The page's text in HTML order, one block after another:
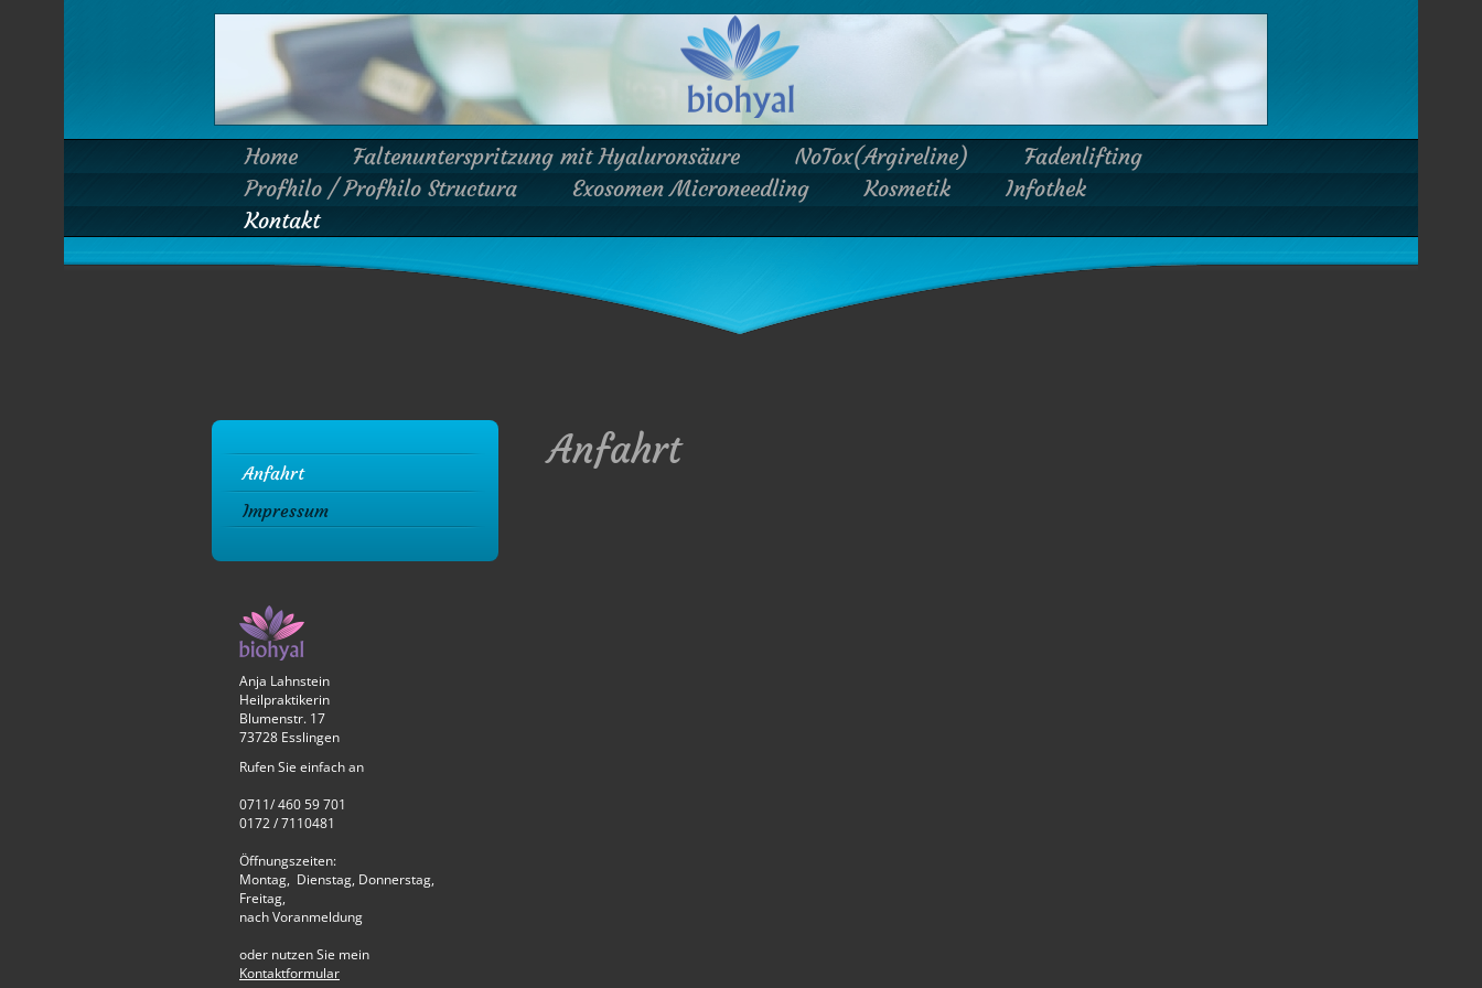
Home Faltenunterspritzung mit Hyaluronsäure NoTox(Argireline)
Fadenlifting
Profhilo / Profhilo Structura
Exosomen Microneedling Kosmetik
Infothek
Kontakt
Anfahrt
Impressum
Anja Lahnstein
Heilpraktikerin
Blumenstr. 17
73728 Esslingen
Rufen Sie einfach an
0711/ 460 59 701
0172 / 7110481
Öffnungszeiten:
Montag, Dienstag, Donnerstag,
Freitag,
nach Voranmeldung
oder nutzen Sie mein
Kontaktformular
Anfahrt